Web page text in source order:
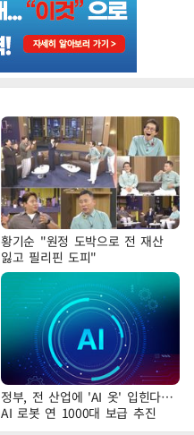
황기순 "원정 도박으로 전 재산
잃고 필리핀 도피"
정부, 전 산업에 'AI 옷' 입힌다…
AI 로봇 연 1000대 보급 추진